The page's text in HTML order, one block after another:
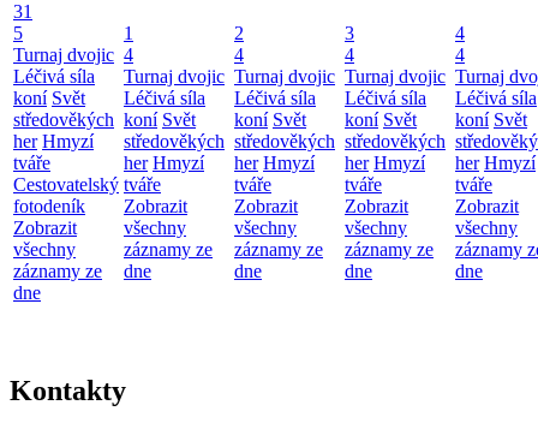
31
5
Turnaj dvojic
Léčivá síla
koní Svět
středověkých
her Hmyzí
tváře
Cestovatelský
fotodeník
Zobrazit
všechny
záznamy ze
dne
1
4
Turnaj dvojic
Léčivá síla
koní Svět
středověkých
her Hmyzí
tváře
Zobrazit
všechny
záznamy ze
dne
2
4
Turnaj dvojic
Léčivá síla
koní Svět
středověkých
her Hmyzí
tváře
Zobrazit
všechny
záznamy ze
dne
3
4
Turnaj dvojic
Léčivá síla
koní Svět
středověkých
her Hmyzí
tváře
Zobrazit
všechny
záznamy ze
dne
4
4
Turnaj
Léčivá síla
koní Svět
her Hmyzí
tváře
Zobrazit
všechny
záznamy
dne
Kontakty